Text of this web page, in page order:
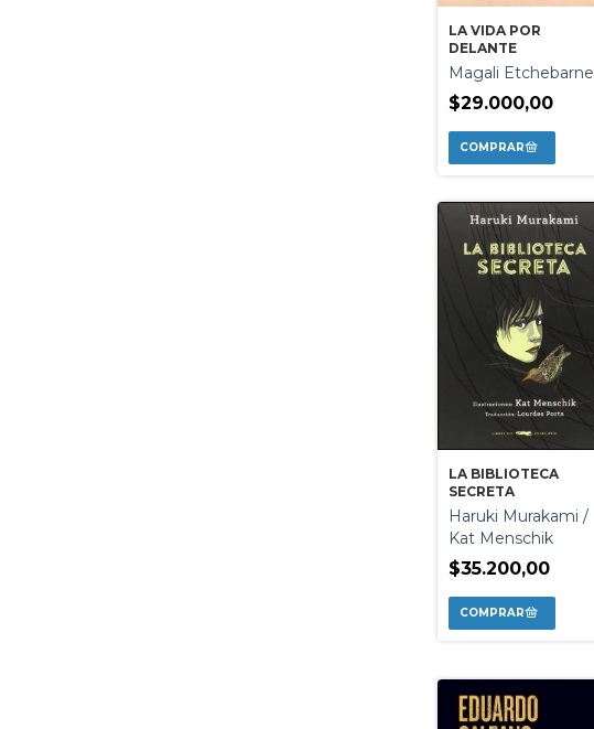
LA VIDA POR
DELANTE
Magali Etchebarne
$29.000,00
LA BIBLIOTECA
SECRETA
Haruki Murakami /
Kat Menschik
$35.200,00